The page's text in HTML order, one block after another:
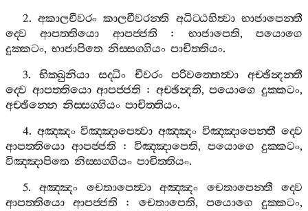
2. අකාලචීවරං කාලචීවරන‍්ති අධිට‍්ඨහිත්‍වා භාජාපෙන‍්තී
ද‍්වෙ
ආපත‍්තියො ආපජ‍්ජති : භාජාපෙති,පයොගෙ
දුක‍්කටං, භාජාපිතෙ නිස‍්සග‍්ගියං පාචිත‍්තියං.
3.භික‍්ඛුනියා සද‍්ධිං චීවරං පරිවත‍්තෙත්‍වා
අච‍්ඡින්‍දන‍්තී
ද‍්වෙ ආපත‍්තියො ආපජ‍්ජති : අච‍්ඡින්‍දති,පයොගෙ දුක‍්කටං,
අච‍්ඡින‍්නෙ නිස‍්සග‍්ගියං පාචිත‍්තියං.
4. අඤ‍්ඤං විඤ‍්ඤාපෙත්‍වා අඤ‍්ඤං විඤ‍්ඤාපෙන‍්තී ද‍්වෙ
ආපත‍්තියො ආපජ‍්ජති : විඤ‍්ඤාපෙති, පයොගෙ දුක‍්කටං,
විඤ‍්ඤාපිතෙ නිස‍්සග‍්ගියං පාචිත‍්තියං.
5.අඤ‍්ඤං චෙතාපෙත්‍වා අඤ‍්ඤං චෙතාපෙන‍්තී
ද‍්වෙ
ආපත‍්තියො
ආපජ‍්ජති : චෙතාපෙති, පයොගෙ දුක‍්කටං,